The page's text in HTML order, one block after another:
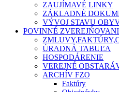
ZAUJÍMAVÉ LINKY
ZÁKLADNÉ
VÝVOJ STAVU
POVINNÉ
ÚRADNÁ TABUĽA
HOSPODÁRENIE
VEREJNÉ
ARCHÍV FZO
Faktúry